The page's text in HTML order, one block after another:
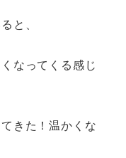
と、
なってくる感じ
きた！温かくな